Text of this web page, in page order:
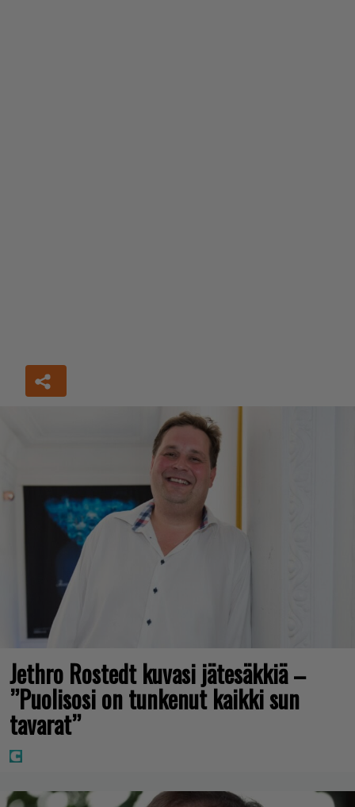
Jethro Rostedt kuvasi jätesäkkiä –
”Puolisosi on tunkenut kaikki sun
tavarat”